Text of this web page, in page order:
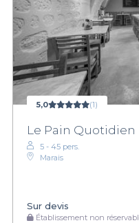
5,0 (1)
Le Pain Quotidien
5 - 45 pers.
Marais
Sur devis
Établissement non